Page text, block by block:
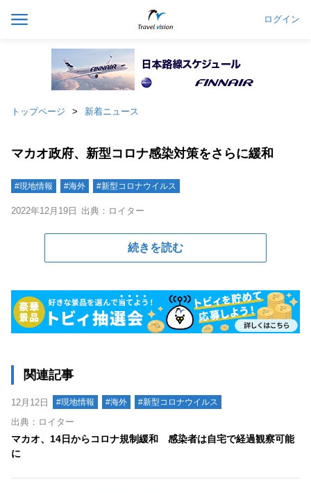
ログイン
トップページ 新着ニュース
マカオ政府、新型コロナ感染対策をさらに緩和
#現地情報 #海外 #新型コロナウイルス
2022年12月19日 出典：ロイター
続きを読む
関連記事
12月12日 #現地情報 #海外 #新型コロナウイルス
出典：ロイター
マカオ、14日からコロナ規制緩和 感染者は自宅で経過観察可能
に